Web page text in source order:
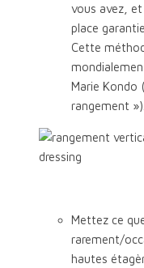
vous avez,
place
Cette
Marie Kondo
rangement »).
Mettez ce
rarement/
hautes